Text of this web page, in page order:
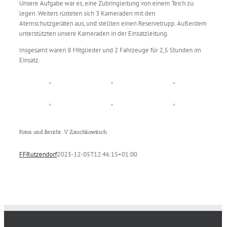
Unsere Aufgabe war es, eine Zubringleitung von einem Teich zu
legen. Weiters rüsteten sich 3 Kameraden mit den
Atemschutzgeräten aus, und stellten einen Reservetrupp. Außerdem
unterstützten unsere Kameraden in der Einsatzleitung.
Insgesamt waren 8 Mitglieder und 2 Fahrzeuge für 2,5 Stunden im
Einsatz.
Fotos und Bericht: V Zatschkowitsch
FFRutzendorf2023-12-05T12:46:15+01:00